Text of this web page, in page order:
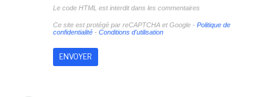
Le code HTML est interdit dans les commentaires
Ce site est protégé par reCAPTCHA et Google - Politique de
confidentialité- Conditions d'utilisation